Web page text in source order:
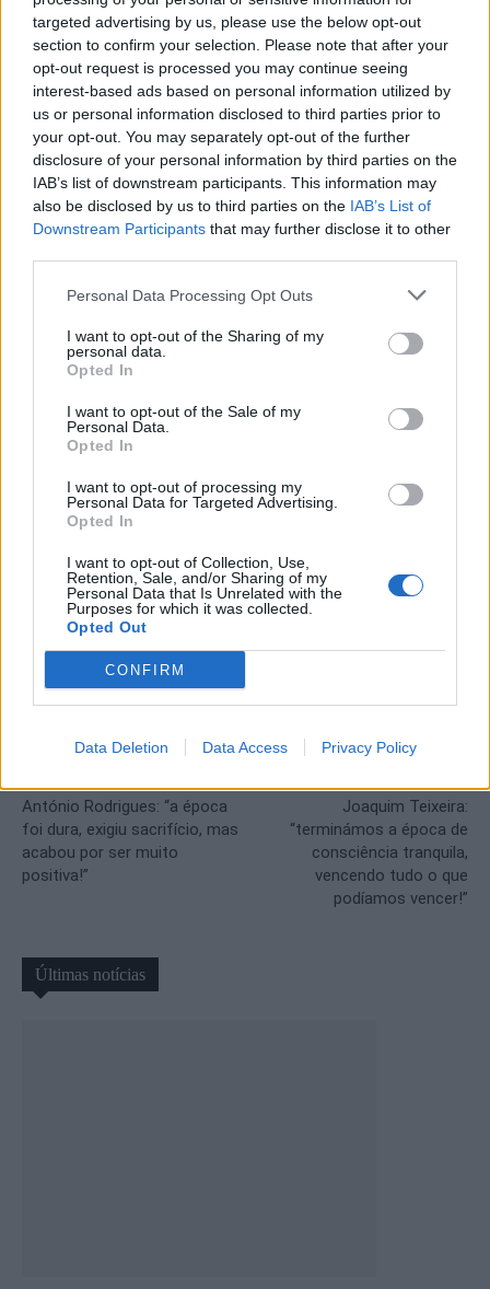
targeted advertising by us, please use the below opt-out
section to confirm your selection. Please note that after your
opt-out request is processed you may continue seeing
interest-based ads based on personal information utilized by
us or personal information disclosed to third parties prior to
your opt-out. You may separately opt-out of the further
disclosure of your personal information by third parties on the
IAB’s list of downstream participants. This information may
also be disclosed by us to third parties on the IAB’s List of
Downstream Participants that may further disclose it to other
Personal Data Processing Opt Outs
I want to opt-out of the Sharing of my
personal data.
Opted In
I want to opt-out of the Sale of my
Personal Data.
Opted In
I want to opt-out of processing my
Personal Data for Targeted Advertising.
Opted In
I want to opt-out of Collection, Use,
Retention, Sale, and/or Sharing of my
Personal Data that Is Unrelated with the
Purposes for which it was collected.
Opted Out
CONFIRM
Data Deletion Data Access Privacy Policy
Toni (n.r.: António Rodrigues), que nos tinha dado este título e
este pódio na geral em 2020 e 2021”.
Nuno Guimarães enfatiza muito o atual momento da NJ Racing:
“estes anos têm sido fantásticos para a equipa e, no fundo, estão
a premiar todo o trabalho que temos feito para que a estrutura
cresça e se consolide. Em 2022 chegámos ainda à nossa primeira
vitória absoluta numa rampa do Campeonato, com o Toni a
temos ainda de destacar a excelente época da Rute (n.r.: Rute
Brás) que está a melhorar continuamente de forma tremenda,
mostrando-se cada vez mais rápida”.
Agora, Nuno Guimarães promete que “tudo faremos para que
2023 seja ainda melhor. Para além de mim, do Toni e da Rute,
teremos de volta um dos nossos outros pilotos, que se irá estrear
nos protótipos. A NJ Racing vai dar tudo para continuar a brilhar
António Rodrigues: “a época
foi dura, exigiu sacrifício, mas
acabou por ser muito
positiva!”
Joaquim Teixeira:
“terminámos a época de
consciência tranquila,
vencendo tudo o que
podíamos vencer!”
Últimas notícias